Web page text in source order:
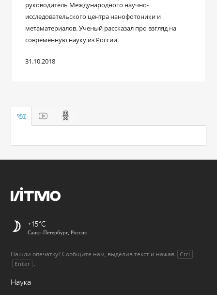
руководитель Международного научно-
исследовательского центра нанофотоники и
метаматериалов. Ученый рассказал про взгляд на
современную науку из России.
31.10.2018
+15
Санкт-Петербург, Россия
Нашли опечатку? Сообщите нам, выделив текст и нажав Ctrl +
Enter .
Наука